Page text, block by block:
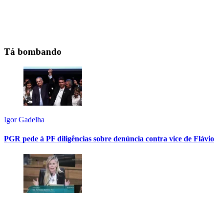
Tá bombando
Igor Gadelha
PGR pede à PF diligências sobre denúncia contra vice de Flávio